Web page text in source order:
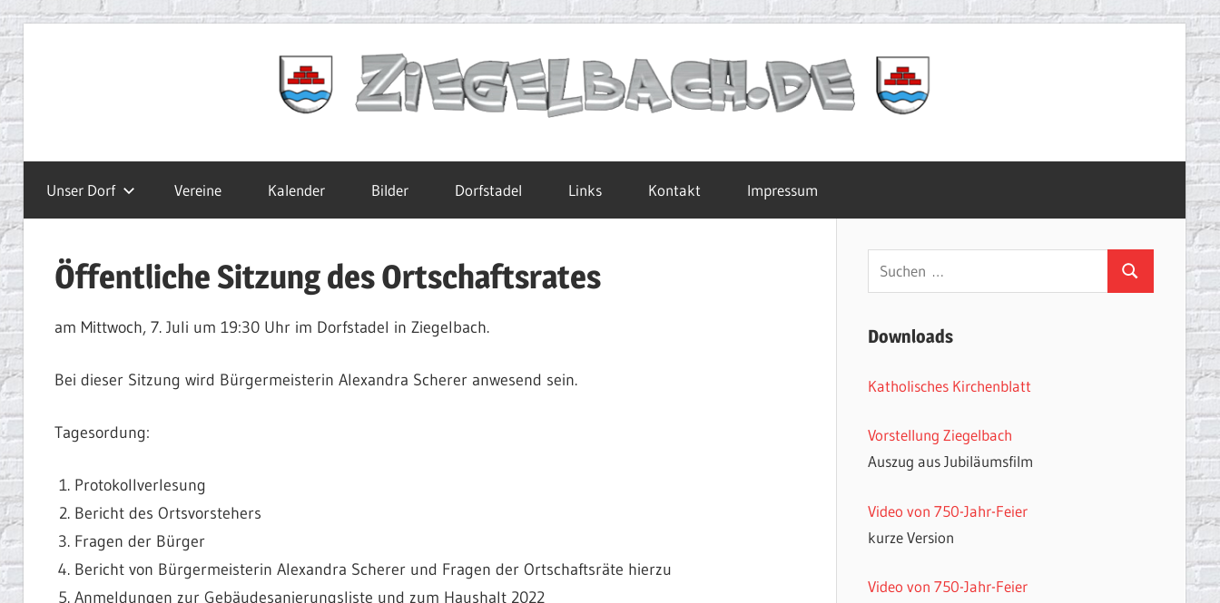
Zum
springen Ziegelbach.de
Unser Dorf Vereine Kalender Bilder Dorfstadel Links Kontakt Impressum
Öffentliche Sitzung des Ortschaftsrates
am Mittwoch, 7. Juli um 19:30 Uhr im Dorfstadel in Ziegelbach.
Bei dieser Sitzung wird Bürgermeisterin Alexandra Scherer anwesend sein.
Tagesordung:
Protokollverlesung
Bericht des Ortsvorstehers
Fragen der Bürger
Bericht von Bürgermeisterin Alexandra Scherer und Fragen der Ortschaftsräte hierzu
Anmeldungen zur Gebäudesanierungsliste und zum Haushalt 2022
Suchen
nach:
Suchen
Downloads
Katholisches Kirchenblatt
Vorstellung Ziegelbach
Auszug aus Jubiläumsfilm
Video von 750-Jahr-Feier
kurze Version
Video von 750-Jahr-Feier